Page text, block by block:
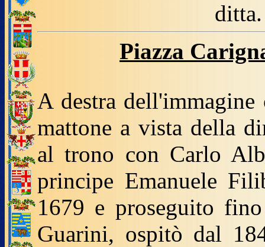
ditta.
Piazza
A destra
mattone a vista della
al trono con Carlo
principe Emanuele
1679 e proseguito
Guarini, ospitò dal